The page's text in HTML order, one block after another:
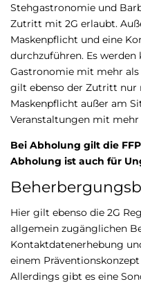
Stehgastronomie und
Zutritt mit 2G erlaubt.
Maskenpflicht und eine
durchzuführen. Es
Gastronomie mit mehr
gilt ebenso der Zutritt nur
Maskenpflicht außer am
Veranstaltungen mit
Bei Abholung gilt die
Abholung ist auch für
Hier gilt ebenso die 2G
allgemein zugänglichen
Kontaktdatenerhebung
einem
Allerdings gibt es eine